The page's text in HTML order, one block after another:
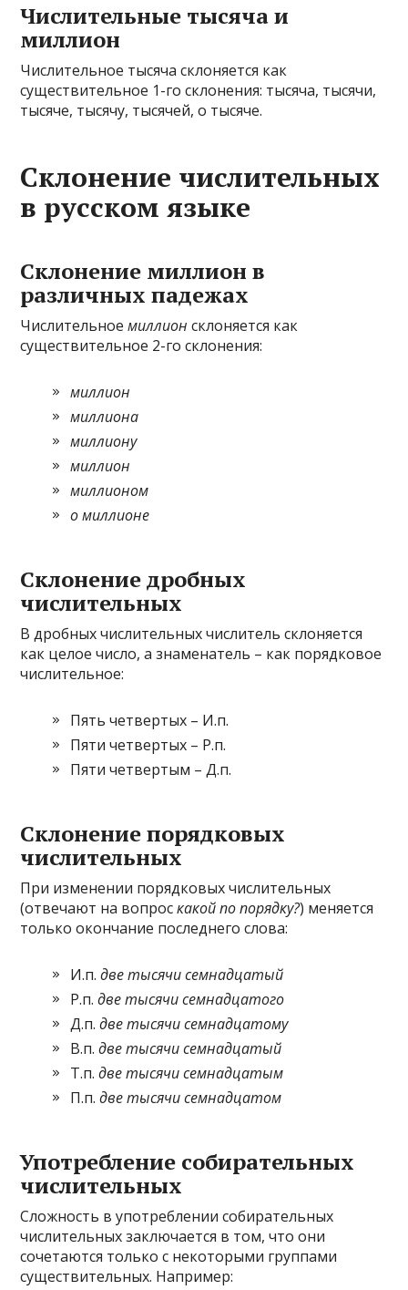
Числительные тысяча и
миллион
Числительное тысяча склоняется как
существительное 1-го склонения: тысяча, тысячи,
тысяче, тысячу, тысячей, о тысяче.
Склонение числительных
в русском языке
Склонение миллион в
различных падежах
Числительноемиллион склоняется как
существительное 2-го склонения:
миллион
миллиона
миллиону
миллион
миллионом
о миллионе
Склонение дробных
числительных
В дробных числительных числитель склоняется
как целое число, а знаменатель – как порядковое
числительное:
Пять четвертых – И.п.
Пяти четвертых – Р.п.
Пяти четвертым – Д.п.
Склонение порядковых
числительных
При изменении порядковых числительных
(отвечают на вопроскакой по порядку?) меняется
только окончание последнего слова:
И.п.две тысячи семнадцатый
Р.п.две тысячи семнадцатого
Д.п.две тысячи семнадцатому
В.п.две тысячи семнадцатый
Т.п.две тысячи семнадцатым
П.п.две тысячи семнадцатом
Употребление собирательных
числительных
Сложность в употреблении собирательных
числительных заключается в том, что они
сочетаются только с некоторыми группами
существительных. Например: